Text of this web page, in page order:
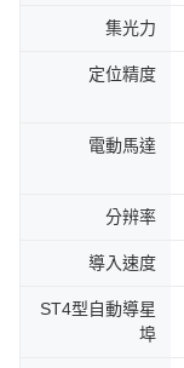
集光力
定位精度
電動馬達
分辨率
導入速度
ST4型自動導星
埠